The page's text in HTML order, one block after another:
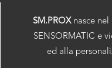
SM.PROXnasce nel
SENSORMATIC e
ed alla